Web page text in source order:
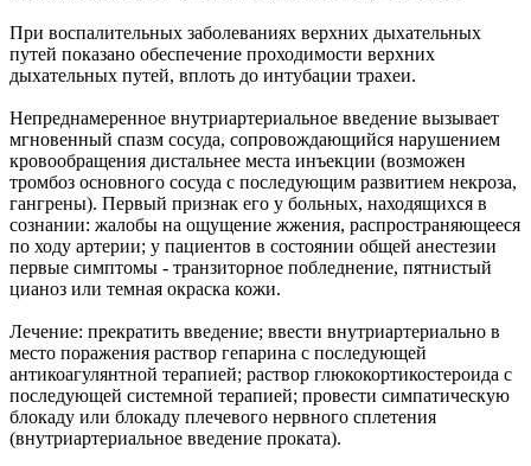
При воспалительных заболеваниях верхних дыхательных
путей показано обеспечение проходимости верхних
дыхательных путей, вплоть до интубации трахеи.
Непреднамеренное внутриартериальное введение вызывает
мгновенный спазм сосуда, сопровождающийся нарушением
кровообращения дистальнее места инъекции (возможен
тромбоз основного сосуда с последующим развитием некроза,
гангрены). Первый признак его у больных, находящихся в
сознании: жалобы на ощущение жжения, распространяющееся
по ходу артерии; у пациентов в состоянии общей анестезии
первые симптомы - транзиторное побледнение, пятнистый
цианоз или темная окраска кожи.
Лечение: прекратить введение; ввести внутриартериально в
место поражения раствор гепарина с последующей
антикоагулянтной терапией; раствор глюкокортикостероида с
последующей системной терапией; провести симпатическую
блокаду или блокаду плечевого нервного сплетения
(внутриартериальное введение проката).